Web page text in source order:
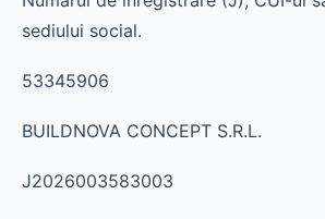
sediului social.
53345906
BUILDNOVA CONCEPT S.R.L.
J2026003583003